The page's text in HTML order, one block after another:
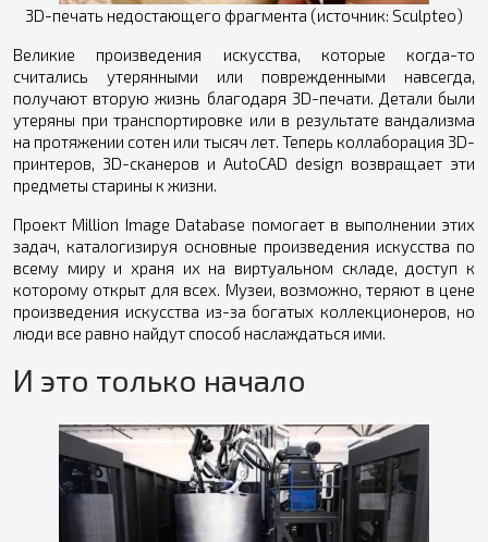
3D-печать недостающего фрагмента (источник: Sculpteo)
Великие произведения искусства, которые когда-то
считались утерянными или поврежденными навсегда,
получают вторую жизнь благодаря 3D-печати. Детали были
утеряны при транспортировке или в результате вандализма
на протяжении сотен или тысяч лет. Теперь коллаборация 3D-
принтеров, 3D-сканеров и AutoCAD design возвращает эти
предметы старины к жизни.
Проект Million Image Database помогает в выполнении этих
задач, каталогизируя основные произведения искусства по
всему миру и храня их на виртуальном складе, доступ к
которому открыт для всех. Музеи, возможно, теряют в цене
произведения искусства из-за богатых коллекционеров, но
люди все равно найдут способ наслаждаться ими.
И это только начало